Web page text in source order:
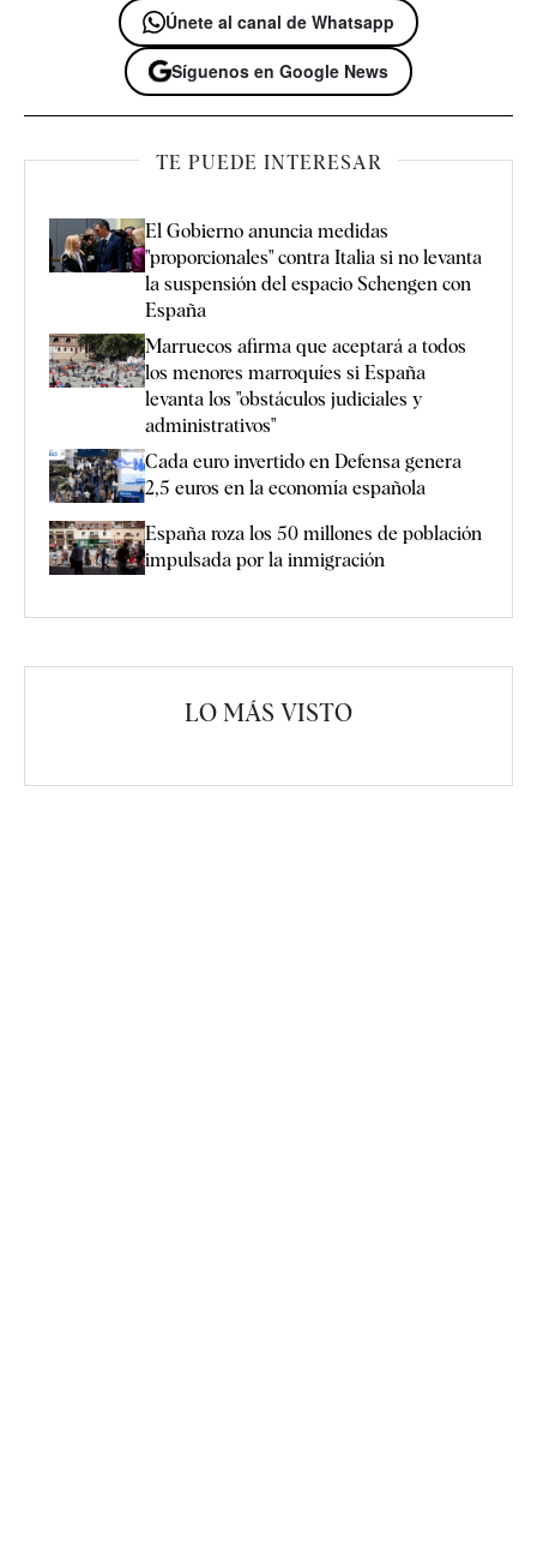
Únete al canal de Whatsapp
Síguenos en Google News
TE PUEDE INTERESAR
El Gobierno anuncia medidas
"proporcionales" contra Italia si no levanta
la suspensión del espacio Schengen con
España
Marruecos afirma que aceptará a todos
los menores marroquíes si España
levanta los "obstáculos judiciales y
administrativos"
Cada euro invertido en Defensa genera
2,5 euros en la economía española
España roza los 50 millones de población
impulsada por la inmigración
LO MÁS VISTO